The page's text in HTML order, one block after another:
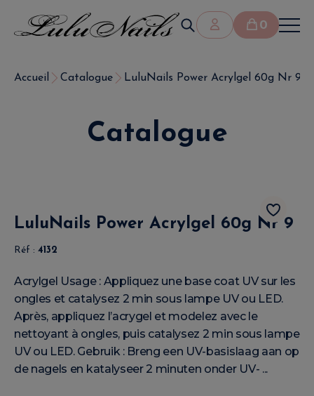
0
Accueil Catalogue LuluNails Power Acrylgel 60g Nr 9
Catalogue
LuluNails Power Acrylgel 60g Nr 9
Réf : 4132
Acrylgel Usage : Appliquez une base coat UV sur les
ongles et catalysez 2 min sous lampe UV ou LED.
Après, appliquez l’acrygel et modelez avec le
nettoyant à ongles, puis catalysez 2 min sous lampe
UV ou LED. Gebruik : Breng een UV-basislaag aan op
de nagels en katalyseer 2 minuten onder UV- ...